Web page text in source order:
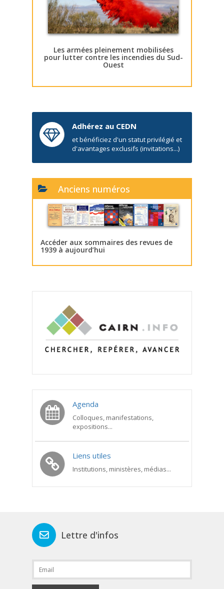
Les armées pleinement mobilisées
pour lutter contre les incendies du Sud-
Ouest
Adhérez au CEDN
et bénéficiez d'un statut privilégié et
d'avantages exclusifs (invitations...)
Anciens numéros
Accéder aux sommaires des revues de
1939 à aujourd’hui
Agenda
Colloques, manifestations,
expositions...
Liens utiles
Institutions, ministères, médias...
Lettre d'infos